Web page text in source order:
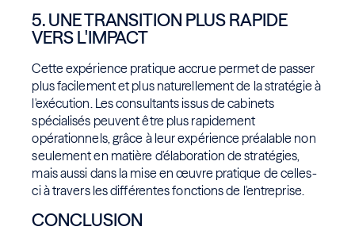
5. UNE TRANSITION PLUS RAPIDE
VERS L'IMPACT
Cette expérience pratique accrue permet de passer
plus facilement et plus naturellement de la stratégie à
l'exécution. Les consultants issus de cabinets
spécialisés peuvent être plus rapidement
opérationnels, grâce à leur expérience préalable non
seulement en matière d'élaboration de stratégies,
mais aussi dans la mise en œuvre pratique de celles-
ci à travers les différentes fonctions de l'entreprise.
CONCLUSION